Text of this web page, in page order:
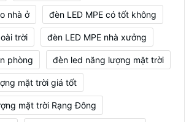
nhà ở đèn LED MPE có tốt không
trời đèn LED MPE nhà xưởng
phòng đèn led năng lượng mặt trời
mặt trời giá tốt
mặt trời Rạng Đông